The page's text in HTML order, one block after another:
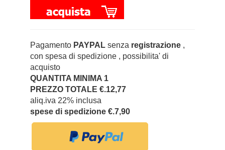
Pagamento PAYPAL senza registrazione ,
con spesa di spedizione , possibilita' di
acquisto
QUANTITA MINIMA 1
PREZZO TOTALE €.12,77
aliq.iva 22% inclusa
spese di spedizione €.7,90